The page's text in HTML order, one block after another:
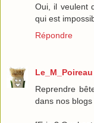
Oui, il veulent
qui est
Répondre
Le_M_Poireau
Reprendre
dans nos blogs